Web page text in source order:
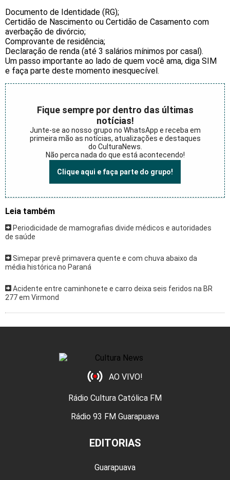
Documento de Identidade (RG);
Certidão de Nascimento ou Certidão de Casamento com
averbação de divórcio;
Comprovante de residência;
Declaração de renda (até 3 salários mínimos por casal).
Um passo importante ao lado de quem você ama, diga SIM
e faça parte deste momento inesquecível.
Fique sempre por dentro das últimas
notícias!
Junte-se ao nosso grupo no WhatsApp e receba em
primeira mão as notícias, atualizações e destaques
do CulturaNews.
Não perca nada do que está acontecendo!
Clique aqui e faça parte do grupo!
Leia também
Periodicidade de mamografias divide médicos e autoridades
de saúde
Simepar prevê primavera quente e com chuva abaixo da
média histórica no Paraná
Acidente entre caminhonete e carro deixa seis feridos na BR
277 em Virmond
AO VIVO!
Rádio Cultura Católica FM
Rádio 93 FM Guarapuava
EDITORIAS
Guarapuava